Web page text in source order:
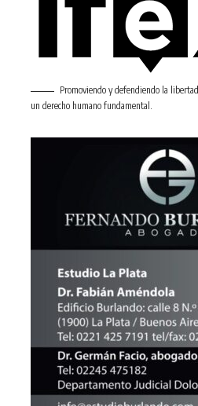
Promoviendo y defendiendo la
un derecho humano fundamental.